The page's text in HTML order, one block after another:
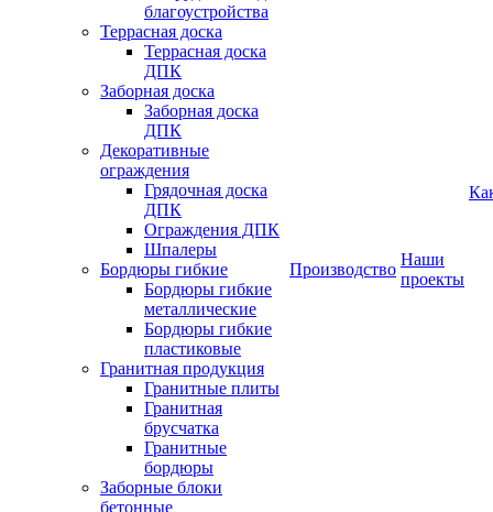
благоустройства
Террасная доска
Террасная доска
ДПК
Заборная доска
Заборная доска
ДПК
Декоративные
ограждения
Грядочная доска
ДПК
Ограждения ДПК
Шпалеры
Бордюры гибкие
Бордюры гибкие
металлические
Бордюры гибкие
пластиковые
Гранитная продукция
Гранитные плиты
Гранитная
брусчатка
Гранитные
бордюры
Заборные блоки
бетонные
Производство
Наши
проекты